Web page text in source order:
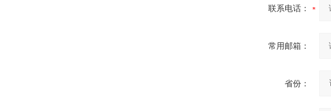
联系电话：
常用邮箱：
省份：